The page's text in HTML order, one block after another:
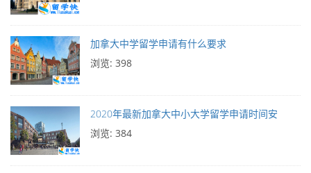
加拿大中学留学申请有什么要求
浏览: 398
2020年最新加拿大中小大学留学申请时间安
浏览: 384